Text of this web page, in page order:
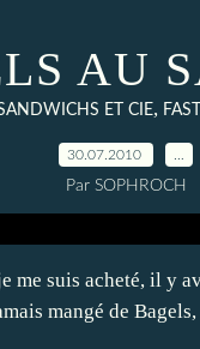
AU
ET CIE,
30.07.2010
Par SOPHROCH
me suis acheté, il y
mangé de